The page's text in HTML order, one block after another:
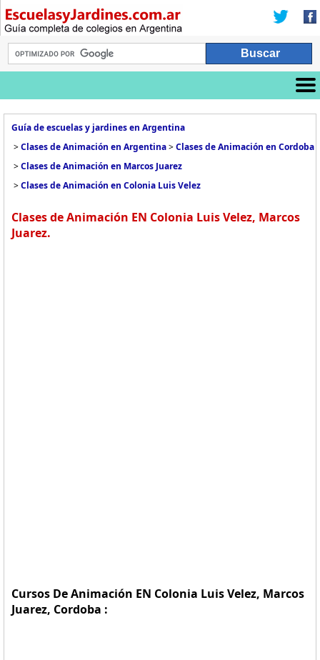
Guía de escuelas y jardines en Argentina
>Clases de Animación en Argentina>Clases de Animación en Cordoba
>Clases de Animación en Marcos Juarez
>Clases de Animación en Colonia Luis Velez
Clases de Animación EN Colonia Luis Velez, Marcos
Juarez.
Cursos De Animación EN Colonia Luis Velez, Marcos
Juarez, Cordoba :